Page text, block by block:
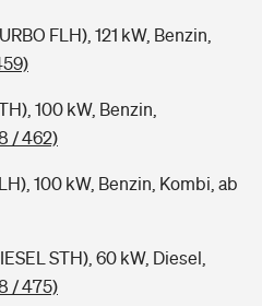
FLH), 121 kW, Benzin,
100 kW, Benzin,
/ 462)
100 kW, Benzin, Kombi, ab
STH), 60 kW, Diesel,
/ 475)